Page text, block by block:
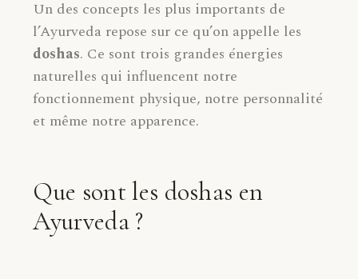
Un des concepts les plus importants de
l’Ayurveda repose sur ce qu’on appelle les
doshas. Ce sont trois grandes énergies
naturelles qui influencent notre
fonctionnement physique, notre personnalité
et même notre apparence.
Que sont les doshas en
Ayurveda ?